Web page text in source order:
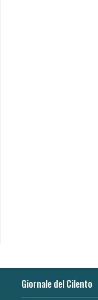
Giornale del Cilento